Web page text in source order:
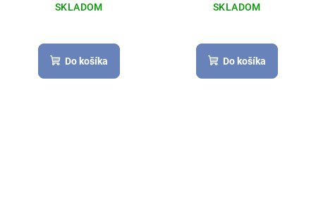
SKLADOM
Do košíka
SKLADOM
Do košíka